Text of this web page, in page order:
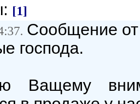
[1]
Сообщение
господа.
Ващему